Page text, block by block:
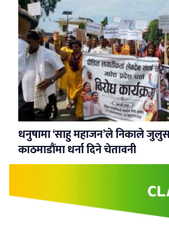
धनुषामा ‘साहु महाजन’ले निकाले
काठमाडौंमा धर्ना दिने चेतावनी